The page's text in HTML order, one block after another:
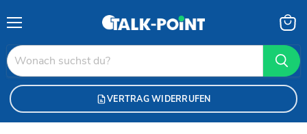
VERTRAG WIDERRUFEN